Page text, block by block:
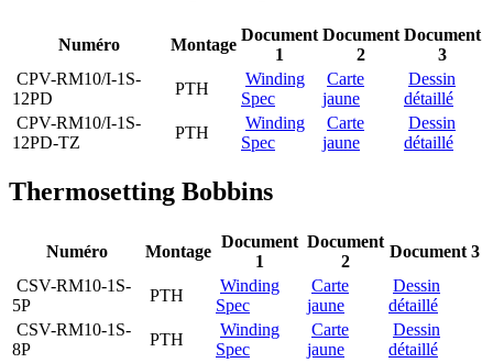
Numéro Montage
Document
1
Document
2
Document
3
CPV-RM10/I-1S-
12PD
PTH
Winding
Spec
Carte
jaune
Dessin
détaillé
CPV-RM10/I-1S-
12PD-TZ
PTH
Winding
Spec
Carte
jaune
Dessin
détaillé
Thermosetting Bobbins
Numéro Montage
Document
1
Document
2
Document 3
CSV-RM10-1S-
5P
PTH
Winding
Spec
Carte
jaune
Dessin
détaillé
CSV-RM10-1S-
8P
PTH
Winding
Spec
Carte
jaune
Dessin
détaillé